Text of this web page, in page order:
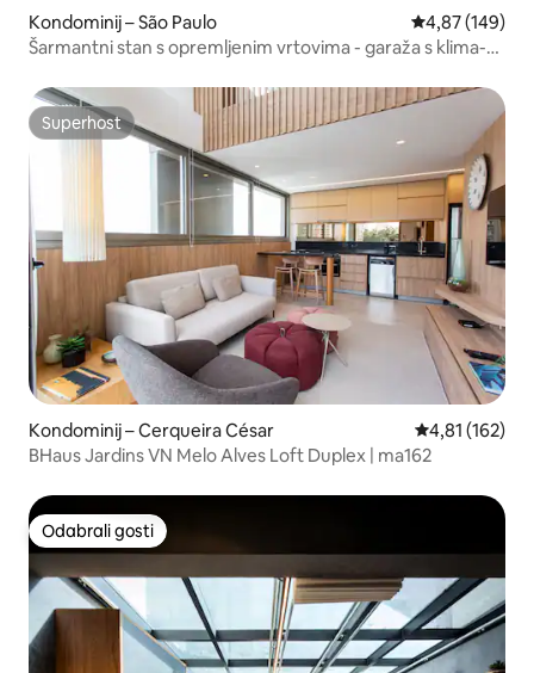
Kondominij – São Paulo Prosječna
4,87 (149)
Šarmantni stan s opremljenim vrtovima - garaža s klima-
Superhost
Superhost
Kondominij – Cerqueira César Prosječna
4,81 (162)
BHaus Jardins VN Melo Alves Loft Duplex | ma162
Odabrali gosti
Odabrali gosti